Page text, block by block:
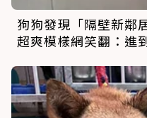
狗狗發現「隔壁新鄰
超爽模樣網笑翻：進